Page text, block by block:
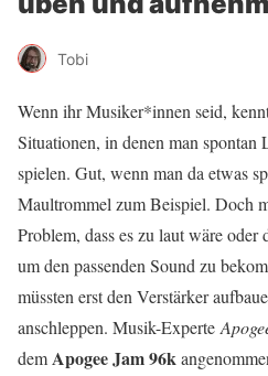
Tobi
Wenn ihr Musiker*innen seid,
Situationen, in denen man spontan
spielen. Gut, wenn man da etwas
Maultrommel zum Beispiel. Doch
Problem, dass es zu laut wäre
um den passenden Sound zu
müssten erst den Verstärker
anschleppen. Musik-Experte
demApogee Jam 96k